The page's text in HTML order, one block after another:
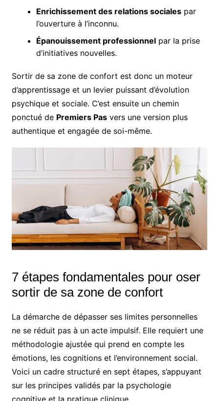
Enrichissement des relations socialespar
l’ouverture à l’inconnu.
Épanouissement professionnelpar la prise
d’initiatives nouvelles.
Sortir de sa zone de confort est donc un moteur
d’apprentissage et un levier puissant d’évolution
psychique et sociale. C’est ensuite un chemin
ponctué de Premiers Pasvers une version plus
authentique et engagée de soi-même.
7 étapes fondamentales pour oser
sortir de sa zone de confort
La démarche de dépasser ses limites personnelles
ne se réduit pas à un acte impulsif. Elle requiert une
méthodologie ajustée qui prend en compte les
émotions, les cognitions et l’environnement social.
Voici un cadre structuré en sept étapes, s’appuyant
sur les principes validés par la psychologie